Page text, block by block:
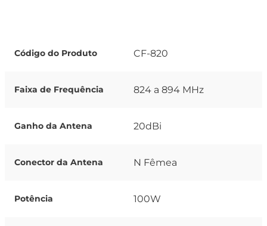
Código do Produto CF-820
Faixa de Frequência 824 a 894 MHz
Ganho da Antena 20dBi
Conector da Antena N Fêmea
Potência 100W